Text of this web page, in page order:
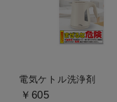
電気ケトル洗浄剤
￥605